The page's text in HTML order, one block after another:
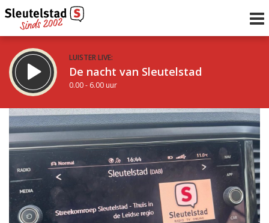
LUISTER LIVE:
De nacht van Sleutelstad
0.00 - 6.00 uur
STRAKS:
De ochtend van Sleutelstad
6.00 - 12.00 uur
Vorig uur
uur 1 van 0 Volgend uur